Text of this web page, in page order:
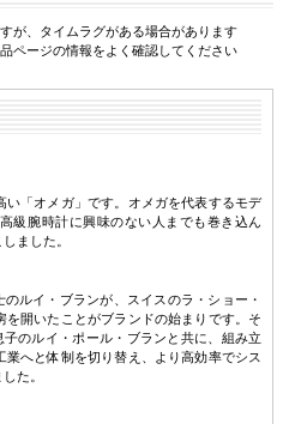
が、タイムラグがある場合があります
ページの情報をよく確認してください
い「オメガ」です。オメガを代表するモデ
級腕時計に興味のない人までも巻き込ん
ました。
ルイ・ブランが、スイスのラ・ショー・
を開いたことがブランドの始まりです。そ
のルイ・ポール・ブランと共に、組み立
へと体制を切り替え、より高効率でシス
た。